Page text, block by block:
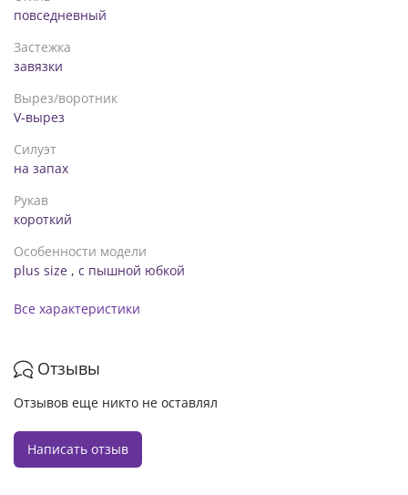
повседневный
Застежка
завязки
Вырез/воротник
V-вырез
Силуэт
на запах
Рукав
короткий
Особенности модели
plus size , с пышной юбкой
Все характеристики
Отзывы
Отзывов еще никто не оставлял
Написать отзыв